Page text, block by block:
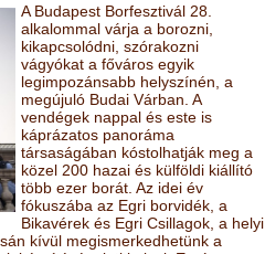
A Budapest Borfesztivál 28.
alkalommal várja a borozni,
kikapcsolódni, szórakozni
vágyókat a főváros egyik
legimpozánsabb helyszínén, a
megújuló Budai Várban. A
vendégek nappal és este is
káprázatos panoráma
társaságában kóstolhatják meg a
közel 200 hazai és külföldi kiállító
több ezer borát. Az idei év
fókuszába az Egri borvidék, a
Bikavérek és Egri Csillagok, a helyi
kívül megismerkedhetünk a